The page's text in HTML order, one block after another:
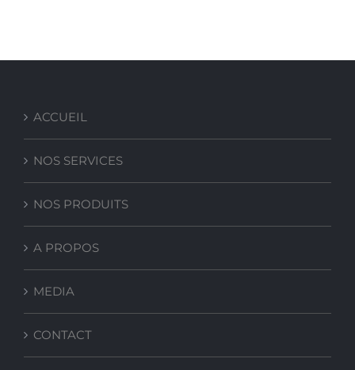
ACCUEIL
NOS SERVICES
NOS PRODUITS
A PROPOS
MEDIA
CONTACT